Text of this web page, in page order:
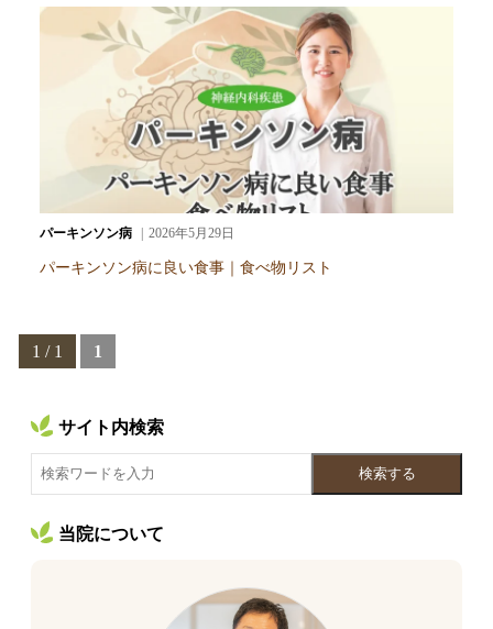
パーキンソン病 2026年5月29日
パーキンソン病に良い食事｜食べ物リスト
1 / 1 1
サイト内検索
検索する
当院について